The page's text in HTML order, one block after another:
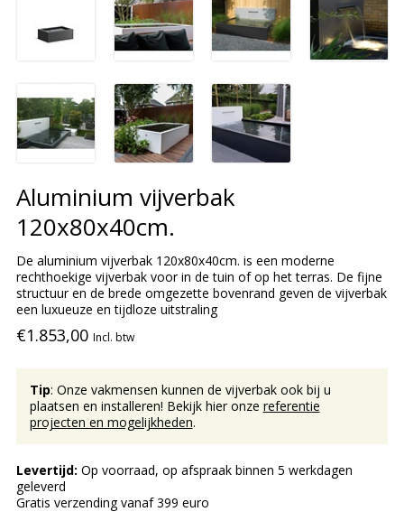
Aluminium vijverbak
120x80x40cm.
De aluminium vijverbak 120x80x40cm. is een moderne
rechthoekige vijverbak voor in de tuin of op het terras. De fijne
structuur en de brede omgezette bovenrand geven de vijverbak
een luxueuze en tijdloze uitstraling
€1.853,00 Incl. btw
Tip: Onze vakmensen kunnen de vijverbak ook bij u
plaatsen en installeren! Bekijk hier onze referentie
projecten en mogelijkheden.
Levertijd: Op voorraad, op afspraak binnen 5 werkdagen
geleverd
Gratis verzending vanaf 399 euro